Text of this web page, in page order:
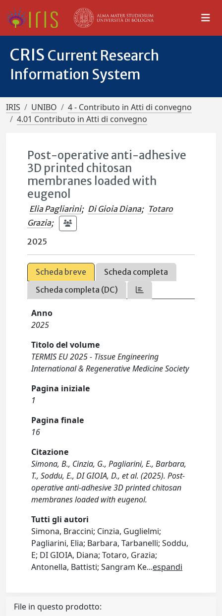
CRIS Current Research
Information System
IRIS UNIBO
4 - Contributo in Atti di convegno
4.01 Contributo in Atti di convegno
Post-operative anti-adhesive
3D printed chitosan
membranes loaded with
eugenol
Elia Pagliarini; Di Gioia Diana; Totaro
Grazia;
2025
Scheda breve
Scheda completa
Scheda completa (DC)
Anno
2025
Titolo del volume
TERMIS EU 2025 - Tissue Engineering
International & Regenerative Medicine Society
Pagina iniziale
1
Pagina finale
16
Citazione
Simona, B., Cinzia, G., Pagliarini, E., Barbara,
T., Soddu, E., DI GIOIA, D., et al. (2025). Post-
operative anti-adhesive 3D printed chitosan
membranes loaded with eugenol.
Tutti gli autori
Simona, Braccini; Cinzia, Guglielmi;
Pagliarini, Elia; Barbara, Tarbanelli; Soddu,
E; DI GIOIA, Diana; Totaro, Grazia;
Antonella, Battisti; Sangram Ke...espandi
File in questo prodotto: